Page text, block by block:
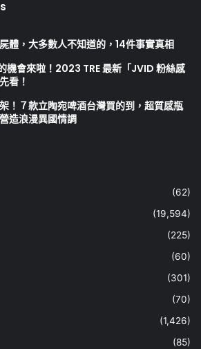
體，大多數人不知道的，14件事實真相
機會來啦！2023 TRE 最新「JVID 粉絲感
看！
！７款立陶宛啤酒台灣買的到，超質感瓶
造浪漫異國情調
(62)
(19,594)
(225)
(60)
(301)
(70)
(1,426)
(85)